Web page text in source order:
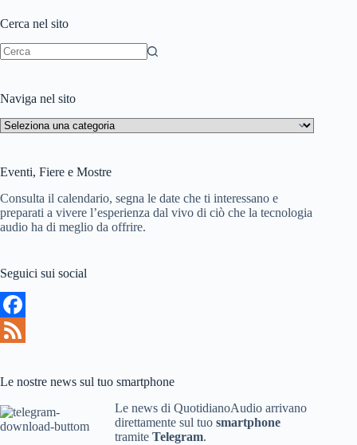
i
Cerca nel sito
Naviga nel sito
Naviga
nel
Eventi, Fiere e Mostre
Consulta il calendario, segna le date che ti interessano e
preparati a vivere l’esperienza dal vivo di ciò che la tecnologia
audio ha di meglio da offrire.
Seguici sui social
F
c
e
b
e
e
d
Le nostre news sul tuo smartphone
Le news di QuotidianoAudio arrivano
direttamente sul tuo smartphone
tramite Telegram.